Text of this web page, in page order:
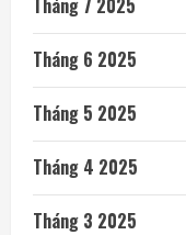
Tháng 6 2025
Tháng 5 2025
Tháng 4 2025
Tháng 3 2025